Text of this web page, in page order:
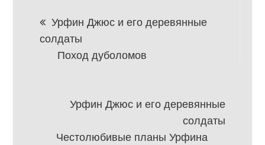
Навигация
по
Урфин Джюс и его деревянные
солдаты
Поход дуболомов
Урфин Джюс и его деревянные
солдаты
Честолюбивые планы Урфина